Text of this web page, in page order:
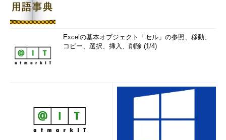
Excelの基本オブジェクト「セル」の参照、移動、
コピー、選択、挿入、削除 (1/4)